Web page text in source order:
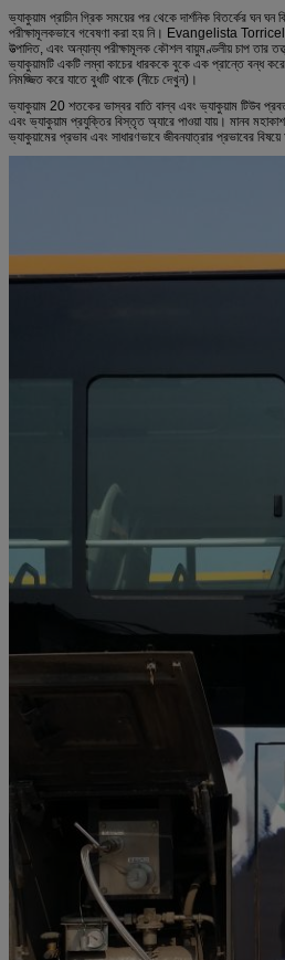
ভ্যাকুয়াম প্রাচীন গ্রিক সময়ের পর থেকে দার্শনিক বিতর্কের ঘন ঘন
পরীক্ষামূলকভাবে গবেষণা করা হয় নি। Evangelista
উত্পাদিত, এবং অন্যান্য পরীক্ষামূলক কৌশল বায়ুমণ্ডলীয় চাপ তার
ভ্যাকুয়ামটি একটি লম্বা কাচের ধারককে বুকে এক প্রান্তে বন্ধ
নিমজ্জিত করে যাতে বুধটি থাকে (নীচে দেখুন)।
ভ্যাকুয়াম 20 শতকের ভাস্বর বাতি বাল্ব এবং ভ্যাকুয়াম টিউব
এবং ভ্যাকুয়াম প্রযুক্তির বিস্তৃত অ্যারে পাওয়া যায়। মানব
ভ্যাকুয়ামের প্রভাব এবং সাধারণভাবে জীবনযাত্রার প্রভাবের